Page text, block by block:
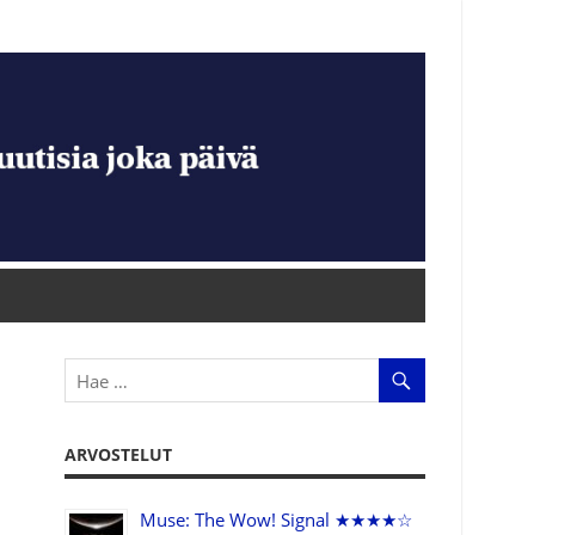
ARVOSTELUT
Muse: The Wow! Signal ★★★★☆